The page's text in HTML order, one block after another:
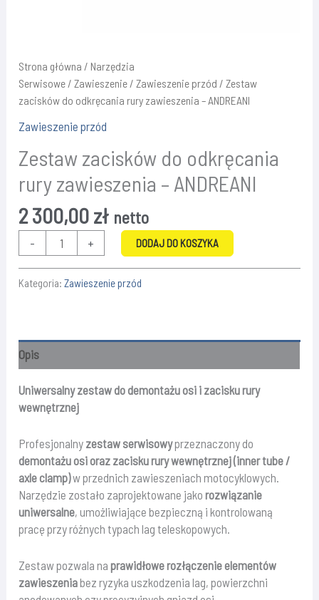
Strona główna / Narzędzia
Serwisowe /Zawieszenie /Zawieszenie przód / Zestaw
zacisków do odkręcania rury zawieszenia – ANDREANI
Zawieszenie przód
Zestaw zacisków do odkręcania
rury zawieszenia – ANDREANI
2 300,00zł netto
-
Zestaw
zacisków
do
zawieszenia
-
+ DODAJ DO KOSZYKA
Kategoria:Zawieszenie przód
Opis
Uniwersalny zestaw do demontażu osi i zacisku rury
wewnętrznej
Profesjonalny zestaw serwisowyprzeznaczony do
demontażu osi oraz zacisku rury wewnętrznej (inner tube /
axle clamp)w przednich zawieszeniach motocyklowych.
Narzędzie zostało zaprojektowane jakorozwiązanie
uniwersalne, umożliwiające bezpieczną i kontrolowaną
pracę przy różnych typach lag teleskopowych.
Zestaw pozwala naprawidłowe rozłączenie elementów
zawieszeniabez ryzyka uszkodzenia lag, powierzchni